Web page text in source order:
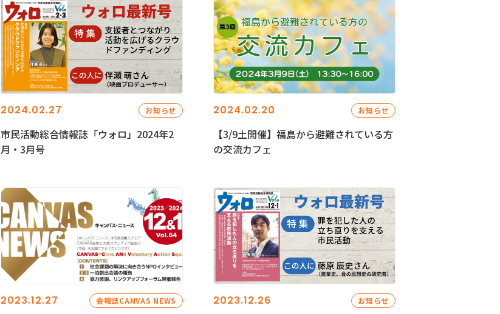
2024.02.27 お知らせ
市民活動総合情報誌「ウォロ」2024年2
月・3月号
2024.02.20 お知らせ
【3/9土開催】福島から避難されている方
の交流カフェ
2023.12.27 会報誌CANVAS NEWS 2023.12.26 お知らせ